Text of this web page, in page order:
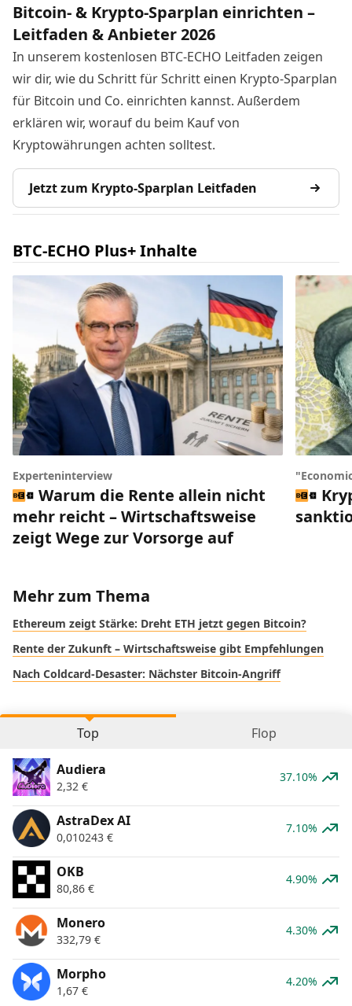
Bitcoin- & Krypto-Sparplan einrichten –
Leitfaden & Anbieter 2026
In unserem kostenlosen BTC-ECHO Leitfaden zeigen
wir dir, wie du Schritt für Schritt einen Krypto-Sparplan
für Bitcoin und Co. einrichten kannst. Außerdem
erklären wir, worauf du beim Kauf von
Kryptowährungen achten solltest.
Jetzt zum Krypto-Sparplan Leitfaden
BTC-ECHO Plus+ Inhalte
Experteninterview
Warum die Rente allein nicht
mehr reicht – Wirtschaftsweise
zeigt Wege zur Vorsorge auf
Mehr zum Thema
Ethereum zeigt Stärke: Dreht ETH jetzt gegen Bitcoin?
Rente der Zukunft – Wirtschaftsweise gibt Empfehlungen
Nach Coldcard-Desaster: Nächster Bitcoin-Angriff
Top Flop
Audiera
2,32 €
37.10%
AstraDex AI
0,010243 €
7.10%
OKB
80,86 €
4.90%
Monero
332,79 €
4.30%
Morpho
1,67 €
4.20%